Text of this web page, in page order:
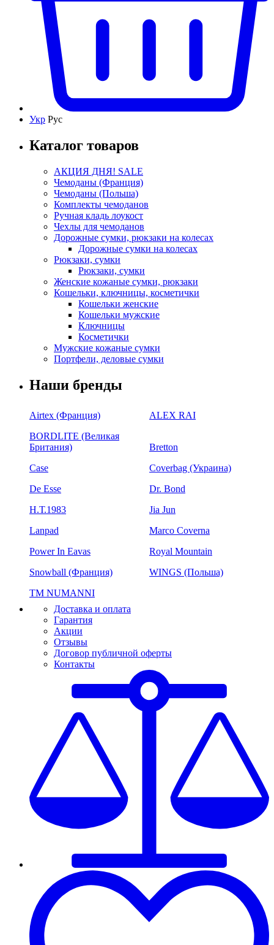
Укр Рус
Каталог товаров
АКЦИЯ ДНЯ! SALE
Чемоданы (Франция)
Чемоданы (Польша)
Комплекты чемоданов
Ручная кладь лоукост
Чехлы для чемоданов
Дорожные сумки, рюкзаки на колесах
Дорожные сумки на колесах
Рюкзаки, сумки
Рюкзаки, сумки
Женские кожаные сумки, рюкзаки
Кошельки, ключницы, косметички
Кошельки женские
Кошельки мужские
Ключницы
Косметички
Мужские кожаные сумки
Портфели, деловые сумки
Наши бренды
Airtex (Франция)
ALEX RAI
BORDLITE (Великая
Британия)
Bretton
Case
Coverbag (Украина)
De Esse
Dr. Bond
H.Т.1983
Jia Jun
Lanpad
Marco Coverna
Power In Eavas
Royal Mountain
Snowball (Франция)
WINGS (Польша)
ТМ NUMANNI
Доставка и оплата
Гарантия
Акции
Отзывы
Договор публичной оферты
Контакты